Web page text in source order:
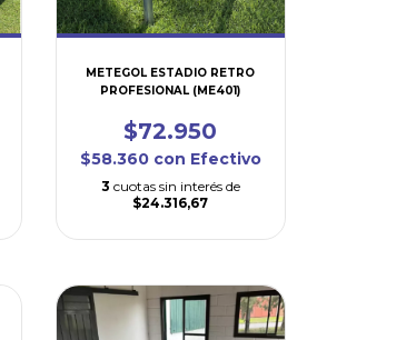
METEGOL ESTADIO RETRO
PROFESIONAL (ME401)
$72.950
$58.360 con Efectivo
3 cuotas sin interés de
$24.316,67